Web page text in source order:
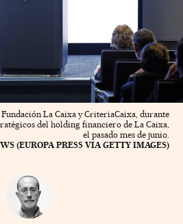
La Caixa y CriteriaCaixa, durante
del holding financiero de La Caixa,
el pasado mes de junio.
(EUROPA PRESS VIA GETTY IMAGES)